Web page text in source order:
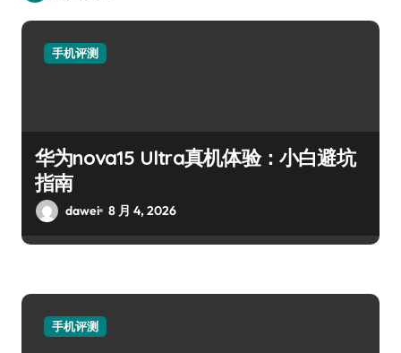
手机评测
华为nova15 Ultra真机体验：小白避坑
指南
dawei 8 月 4, 2026
手机评测